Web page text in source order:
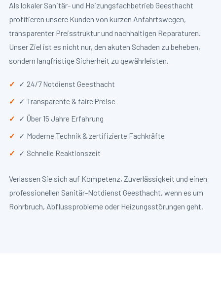
Als lokaler Sanitär- und Heizungsfachbetrieb Geesthacht
profitieren unsere Kunden von kurzen Anfahrtswegen,
transparenter Preisstruktur und nachhaltigen Reparaturen.
Unser Ziel ist es nicht nur, den akuten Schaden zu beheben,
sondern langfristige Sicherheit zu gewährleisten.
✓ 24/7 Notdienst Geesthacht
✓ Transparente & faire Preise
✓ Über 15 Jahre Erfahrung
✓ Moderne Technik & zertifizierte Fachkräfte
✓ Schnelle Reaktionszeit
Verlassen Sie sich auf Kompetenz, Zuverlässigkeit und einen
professionellen Sanitär-Notdienst Geesthacht, wenn es um
Rohrbruch, Abflussprobleme oder Heizungsstörungen geht.